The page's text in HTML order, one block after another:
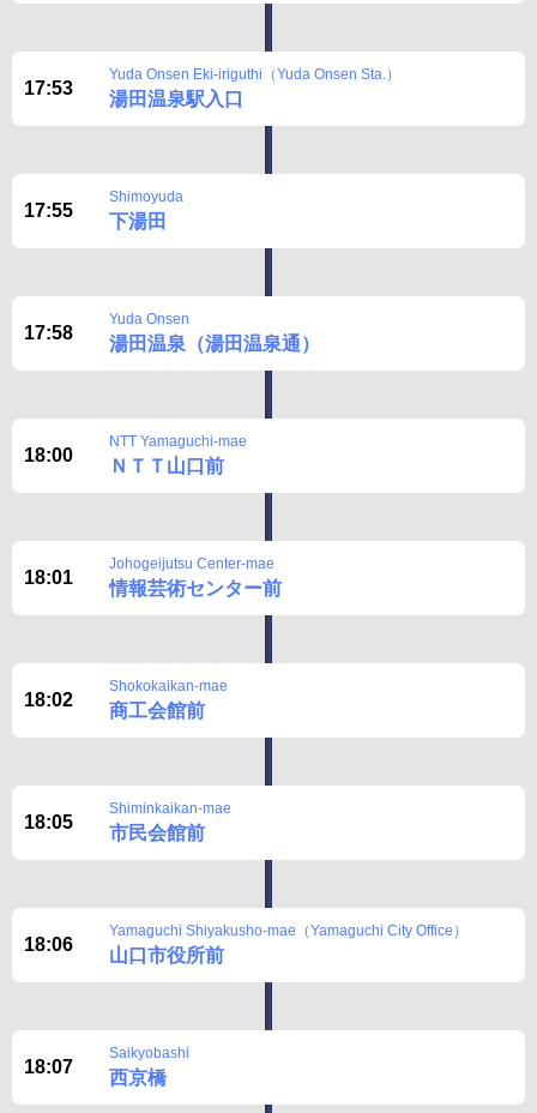
17:53
Yuda Onsen Eki-iriguthi（Yuda Onsen Sta.）
湯田温泉駅入口
17:55
Shimoyuda
下湯田
17:58
Yuda Onsen
湯田温泉（湯田温泉通）
18:00
NTT Yamaguchi-mae
ＮＴＴ山口前
18:01
Johogeijutsu Center-mae
情報芸術センター前
18:02
Shokokaikan-mae
商工会館前
18:05
Shiminkaikan-mae
市民会館前
18:06
Yamaguchi Shiyakusho-mae（Yamaguchi City Office）
山口市役所前
18:07
Saikyobashi
西京橋